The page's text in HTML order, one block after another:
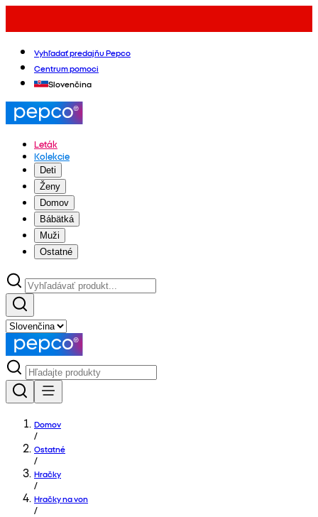
Vyhľadať predajňu Pepco
Centrum pomoci
Slovenčina
Leták
Kolekcie
Deti
Ženy
Domov
Bábätká
Muži
Ostatné
Domov
/
Ostatné
/
Hračky
/
Hračky na von
/